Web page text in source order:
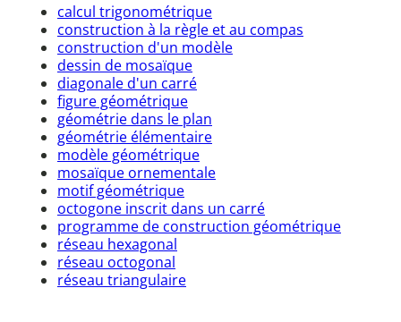
calcul trigonométrique
construction à la règle et au compas
construction d'un modèle
dessin de mosaïque
diagonale d'un carré
figure géométrique
géométrie dans le plan
géométrie élémentaire
modèle géométrique
mosaïque ornementale
motif géométrique
octogone inscrit dans un carré
programme de construction géométrique
réseau hexagonal
réseau octogonal
réseau triangulaire